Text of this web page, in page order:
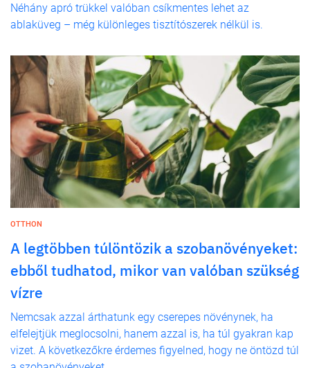
Néhány apró trükkel valóban csíkmentes lehet az
ablaküveg – még különleges tisztítószerek nélkül is.
OTTHON
A legtöbben túlöntözik a szobanövényeket:
ebből tudhatod, mikor van valóban szükség
vízre
Nemcsak azzal árthatunk egy cserepes növénynek, ha
elfelejtjük meglocsolni, hanem azzal is, ha túl gyakran kap
vizet. A következőkre érdemes figyelned, hogy ne öntözd túl